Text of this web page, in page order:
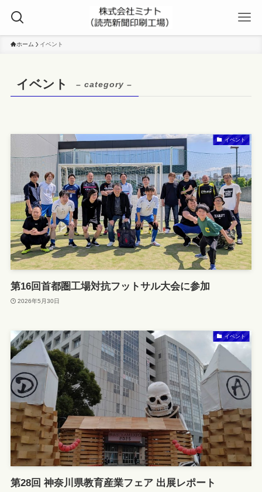
ホーム イベント
イベント – category –
イベント
第16回首都圏工場対抗フットサル大会に参加
2026年5月30日
イベント
第28回 神奈川県教育産業フェア 出展レポート